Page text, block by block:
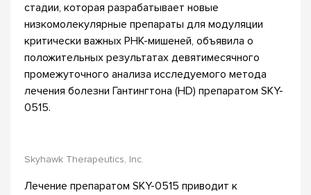
стадии, которая разрабатывает новые
низкомолекулярные препараты для модуляции
критически важных РНК-мишеней, объявила о
положительных результатах девятимесячного
промежуточного анализа исследуемого метода
лечения болезни Гантингтона (HD) препаратом SKY-
0515.
Skyhawk Therapeutics, Inc.
Лечение препаратом SKY-0515 приводит к